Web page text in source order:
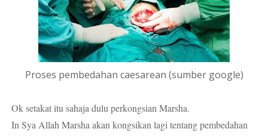
Proses pembedahan caesarean (sumber google)
Ok setakat itu sahaja dulu perkongsian Marsha.
In Sya Allah Marsha akan kongsikan lagi tentang pembedahan